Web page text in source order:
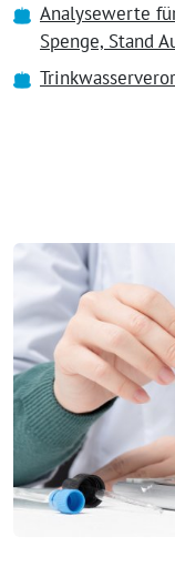
Analysewerte
Spenge, Stand